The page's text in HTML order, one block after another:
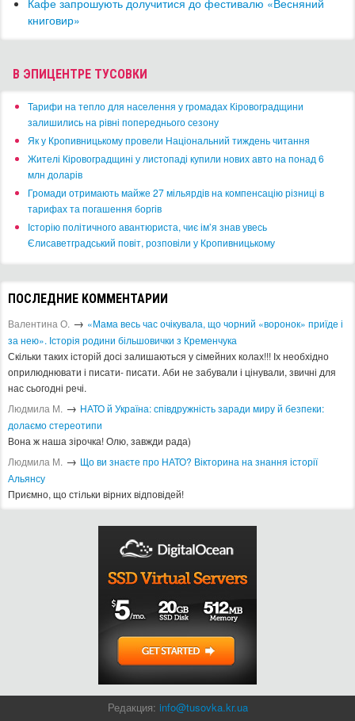
Кафе запрошують долучитися до фестивалю «Весняний
книговир»
В ЭПИЦЕНТРЕ ТУСОВКИ
​Тарифи на тепло для населення у громадах Кіровоградщини
залишились на рівні попереднього сезону
​Як у Кропивницькому провели Національний тиждень читання
​Жителі Кіровоградщині у листопаді купили нових авто на понад 6
млн доларів
​Громади отримають майже 27 мільярдів на компенсацію різниці в
тарифах та погашення боргів
Історію політичного авантюриста, чиє ім’я знав увесь
Єлисаветградський повіт, розповіли у Кропивницькому
ПОСЛЕДНИЕ КОММЕНТАРИИ
Валентина О. → «Мама весь час очікувала, що чорний «воронок» приїде і
за нею». Історія родини більшовички з Кременчука
Скільки таких історій досі залишаються у сімейних колах!!! Іх необхідно
оприлюднювати і писати- писати. Аби не забували і цінували, звичні для
нас сьогодні речі.
Людмила М. → ​НАТО й Україна: співдружність заради миру й безпеки:
долаємо стереотипи
Вона ж наша зірочка! Олю, завжди рада)
Людмила М. → Що ви знаєте про НАТО? Вікторина на знання історії
Альянсу ​
Приємно, що стільки вірних відповідей!
Редакция: info@tusovka.kr.ua